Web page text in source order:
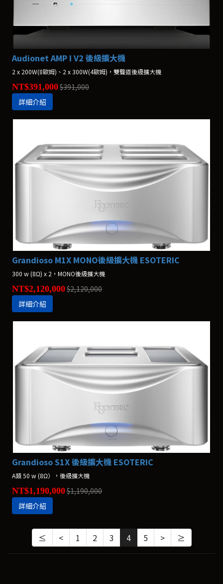
Audionet AMP I V2 後級擴大機
2 x 200W(8歐姆)、2 x 300W(4歐姆)，雙聲道後級擴大機
NT$391,000$391,000
詳細介紹
Grandioso M1X MONO後級擴大機 ESOTERIC
300 w (8Ω) x 2，MONO後級擴大機
NT$2,120,000$2,120,000
詳細介紹
Grandioso S1X 後級擴大機 ESOTERIC
A類 50 w (8Ω），後級擴大機
NT$1,190,000$1,190,000
詳細介紹
≤ < 1 2 3 4 5 > ≥